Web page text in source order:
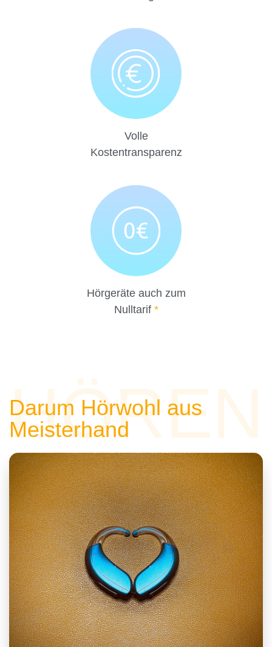
Volle
Kostentransparenz
Hörgeräte auch zum
Nulltarif *
Darum Hörwohl aus
Meisterhand
HÖREN